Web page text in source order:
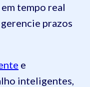
tempo real
prazos
e
inteligentes,